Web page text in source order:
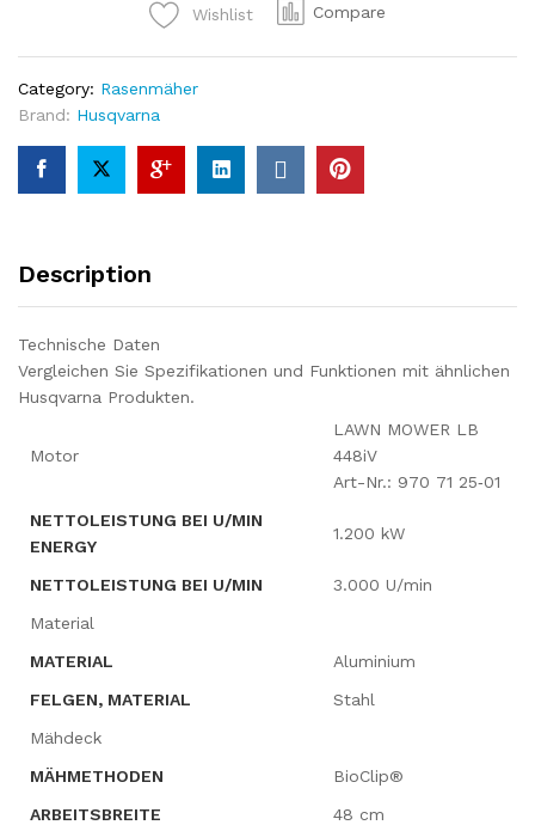
Wishlist Compare
Category: Rasenmäher
Brand: Husqvarna
Description
Technische Daten
Vergleichen Sie Spezifikationen und Funktionen mit ähnlichen
Husqvarna Produkten.
Motor
LAWN MOWER LB
448iV
Art-Nr.: 970 71 25‑01
NETTOLEISTUNG BEI U/MIN
ENERGY
1.200 kW
NETTOLEISTUNG BEI U/MIN
3.000 U/min
Material
MATERIAL
Aluminium
FELGEN, MATERIAL
Stahl
Mähdeck
MÄHMETHODEN
BioClip®
ARBEITSBREITE
48 cm